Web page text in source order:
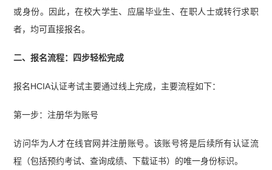
或身份。因此，在校大学生、应届毕业生、在职人士或转行求职
者，均可直接报名。
二、报名流程：四步轻松完成
报名HCIA认证考试主要通过线上完成，主要流程如下：
第一步：注册华为账号
访问华为人才在线官网并注册账号。该账号将是后续所有认证流
程（包括预约考试、查询成绩、下载证书）的唯一身份标识。